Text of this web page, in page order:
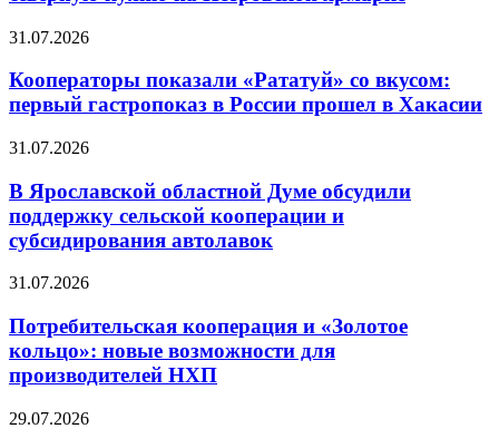
31.07.2026
Кооператоры показали «Рататуй» со вкусом:
первый гастропоказ в России прошел в Хакасии
31.07.2026
В Ярославской областной Думе обсудили
поддержку сельской кооперации и
субсидирования автолавок
31.07.2026
Потребительская кооперация и «Золотое
кольцо»: новые возможности для
производителей НХП
29.07.2026